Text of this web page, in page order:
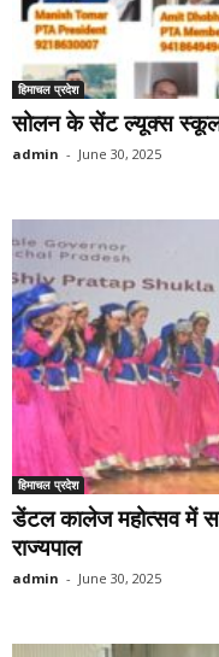
हिमाचल प्रदेश
सोलन के सेंट ल्यूक्स स्कूल
admin - June 30, 2025
हिमाचल प्रदेश
डेंटल कालेज महोत्सव में
राज्यपाल
admin - June 30, 2025